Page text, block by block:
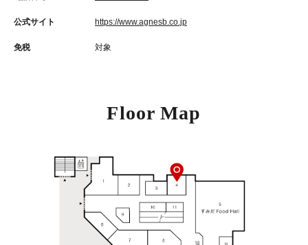
公式サイト https://www.agnesb.co.jp
免税 対象
Floor Map